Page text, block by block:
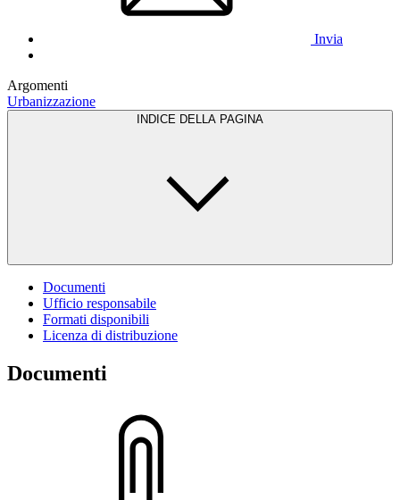
Invia
Argomenti
Urbanizzazione
INDICE DELLA PAGINA
Documenti
Ufficio responsabile
Formati disponibili
Licenza di distribuzione
Documenti